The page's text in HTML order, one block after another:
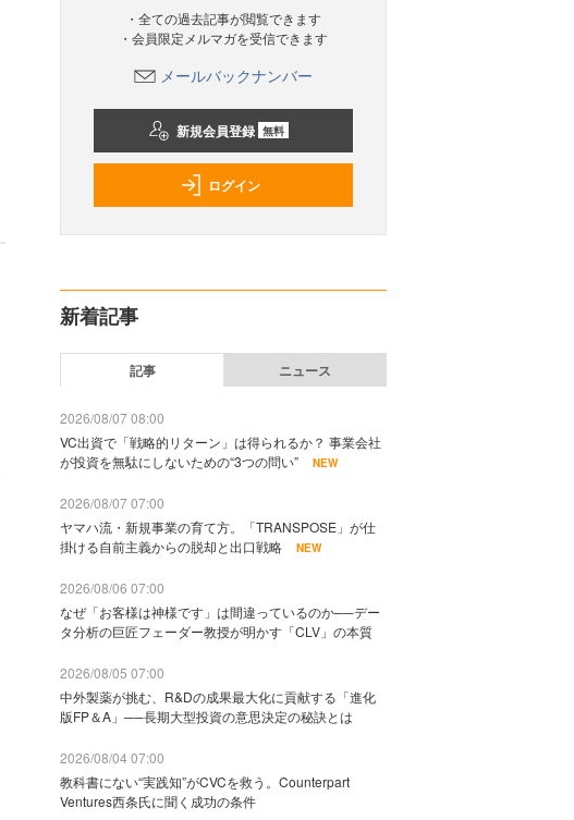
・全ての過去記事が閲覧できます
・会員限定メルマガを受信できます
メールバックナンバー
新規会員登録 無料
ログイン
新着記事
記事 ニュース
2026/08/07 08:00
VC出資で「戦略的リターン」は得られるか？ 事業会社
が投資を無駄にしないための“3つの問い”
NEW
2026/08/07 07:00
ヤマハ流・新規事業の育て方。「TRANSPOSE」が仕
掛ける自前主義からの脱却と出口戦略
NEW
2026/08/06 07:00
なぜ「お客様は神様です」は間違っているのか──デー
タ分析の巨匠フェーダー教授が明かす「CLV」の本質
2026/08/05 07:00
中外製薬が挑む、R&Dの成果最大化に貢献する「進化
版FP＆A」──長期大型投資の意思決定の秘訣とは
2026/08/04 07:00
教科書にない“実践知”がCVCを救う。Counterpart
Ventures西条氏に聞く成功の条件